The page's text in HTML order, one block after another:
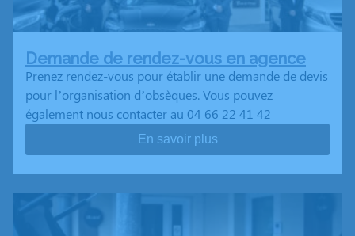
Demande de rendez-vous en agence
Prenez rendez-vous pour établir une demande de devis
pour l’organisation d’obsèques. Vous pouvez
également nous contacter au 04 66 22 41 42
En savoir plus